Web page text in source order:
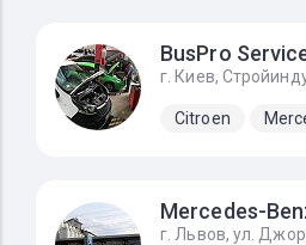
BusPro
Citroen
г. Львов, ул.